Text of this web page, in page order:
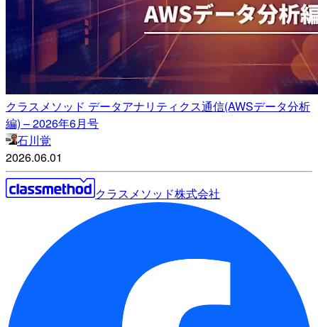
クラスメソッド データアナリティクス通信(AWSデータ分析
編) – 2026年6月号
石川覚
2026.06.01
クラスメソッド株式会社